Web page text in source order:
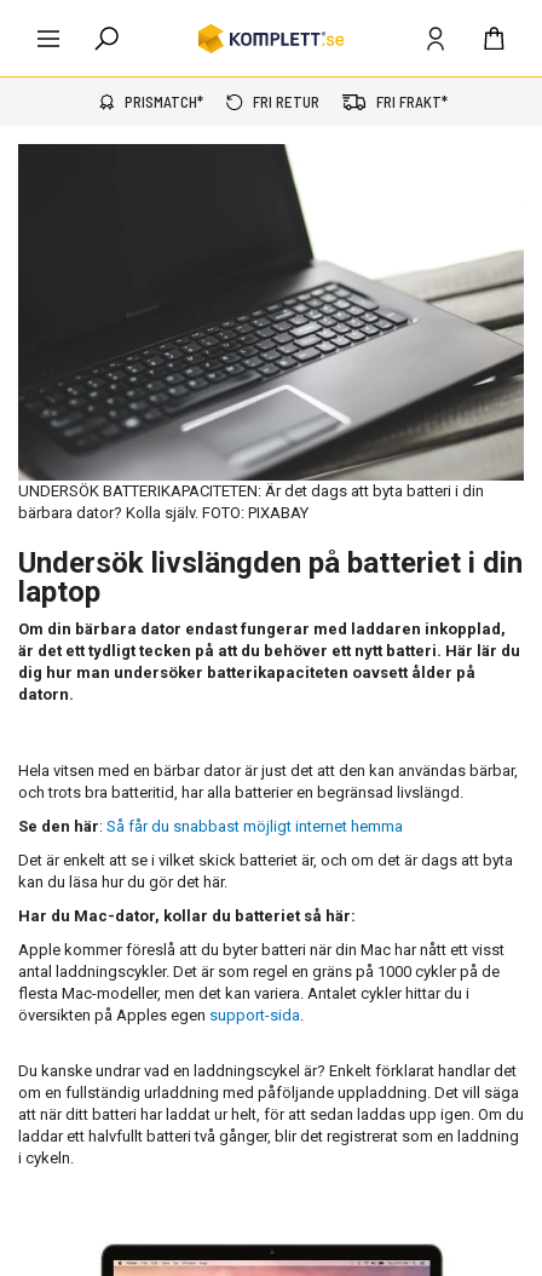
PRISMATCH* FRI RETUR FRI FRAKT*
UNDERSÖK BATTERIKAPACITETEN: Är det dags att byta batteri i din
bärbara dator? Kolla själv. FOTO: PIXABAY
Undersök livslängden på batteriet i din
laptop
Om din bärbara dator endast fungerar med laddaren inkopplad,
är det ett tydligt tecken på att du behöver ett nytt batteri. Här lär du
dig hur man undersöker batterikapaciteten oavsett ålder på
datorn.
Hela vitsen med en bärbar dator är just det att den kan användas bärbar,
och trots bra batteritid, har alla batterier en begränsad livslängd.
Se den här: Så får du snabbast möjligt internet hemma
Det är enkelt att se i vilket skick batteriet är, och om det är dags att byta
kan du läsa hur du gör det här.
Har du Mac-dator, kollar du batteriet så här:
Apple kommer föreslå att du byter batteri när din Mac har nått ett visst
antal laddningscykler. Det är som regel en gräns på 1000 cykler på de
flesta Mac-modeller, men det kan variera. Antalet cykler hittar du i
översikten på Apples egen support-sida.
Du kanske undrar vad en laddningscykel är? Enkelt förklarat handlar det
om en fullständig urladdning med påföljande uppladdning. Det vill säga
att när ditt batteri har laddat ur helt, för att sedan laddas upp igen. Om du
laddar ett halvfullt batteri två gånger, blir det registrerat som en laddning
i cykeln.